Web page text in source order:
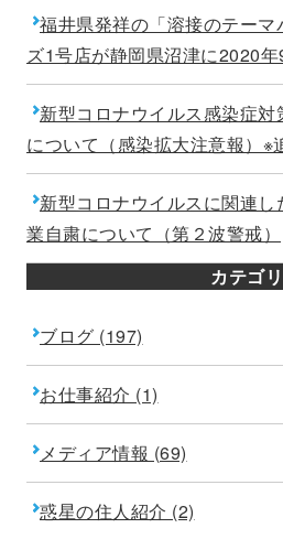
福井県発祥の「溶接のテーマ
ズ1号店が静岡県沼津に2020
新型コロナウイルス感染症
について（感染拡大注意報）※
新型コロナウイルスに関連
業自粛について（第２波警戒）
カテゴリ
ブログ (197)
お仕事紹介 (1)
メディア情報 (69)
惑星の住人紹介 (2)